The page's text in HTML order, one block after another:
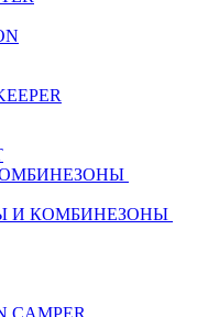
И КОМБИНЕЗОНЫ
CAMPER